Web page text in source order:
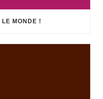
LE MONDE !